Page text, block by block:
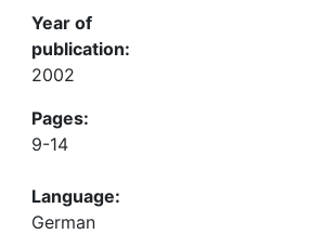
Year of
publication:
2002
Pages:
9-14
Language:
German